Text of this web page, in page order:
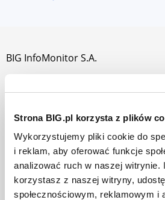
Strona BIG.pl korzysta z plików
Wykorzystujemy pliki cookie do
i reklam, aby oferować funkcje
analizować ruch w naszej witrynie.
korzystasz z naszej witryny,
społecznościowym, reklamowym i
BIG InfoMonitor S.A.
Praca w BIG InfoMonitor
Dla prasy
Mapa strony